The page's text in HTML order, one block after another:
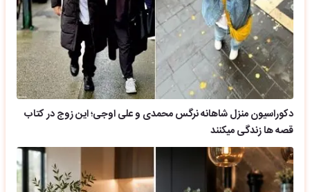
دکوراسیون منزل شاهانه نرگس محمدی و علی اوجی؛ این زوج در کتاب
قصه ها زندگی میکنند